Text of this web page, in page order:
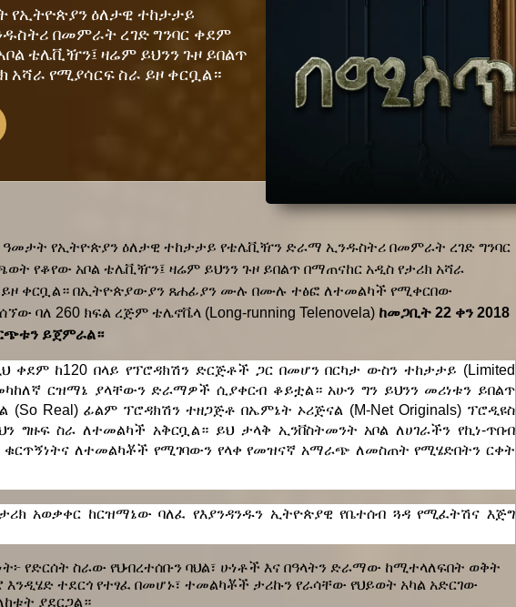
የኢትዮጵያን ዕለታዊ ተከታታይ
በመምራት ረገድ ግንባር ቀደም
ቴሌቪዥን፤ ዛሬም ይህንን ጉዞ ይበልጥ
አሻራ የሚያሳርፍ ስራ ይዞ ቀርቧል።
ዓመታት የኢትዮጵያን ዕለታዊ ተከታታይ የቴሌቪዥን ድራማ ኢንዱስትሪ በመምራት ረገድ ግንባር
የቆየው አቦል ቴሌቪዥን፤ ዛሬም ይህንን ጉዞ ይበልጥ በማጠናከር አዲስ የታሪክ አሻራ
ይዞ ቀርቧል። በኢትዮጵያውያን ጸሐፊያን ሙሉ በሙሉ ተፅፎ ለተመልካች የሚቀርበው
ባለ 260 ክፍል ረጅም ቴሌኖቬላ (Long-running Telenovela) ከመጋቢት 22 ቀን 2018
ይጀምራል።
ቀደም ከ120 በላይ የፕሮዳክሽን ድርጅቶች ጋር በመሆን በርካታ ውስን ተከታታይ (Limited
ርዝማኔ ያላቸውን ድራማዎች ሲያቀርብ ቆይቷል። አሁን ግን ይህንን መሪነቱን ይበልጥ
(So Real) ፊልም ፕሮዳክሽን ተዘጋጅቶ በኤምኔት ኦሪጅናል (M-Net Originals) ፕሮዲዩስ
ግዙፍ ስራ ለተመልካች አቅርቧል። ይህ ታላቅ ኢንቨስትመንት አቦል ለሀገራችን የኪነ-ጥበብ
ቁርጥኝነትና ለተመልካቾች የሚገባውን የላቀ የመዝናኛ አማራጭ ለመስጠት የሚሄድበትን ርቀት
አወቃቀር ከርዝማኔው ባለፈ የእያንዳንዱን ኢትዮጵያዊ የቤተሰብ ጓዳ የሚፈትሽና እጅግ
የድርሰት ስራው የህብረተሰቡን ባህል፣ ሁነቶች እና በዓላትን ድራማው ከሚተላለፍበት ወቅት
እንዲሄድ ተደርጎ የተፃፈ በመሆኑ፣ ተመልካቾች ታሪኩን የራሳቸው የህይወት አካል አድርገው
ያደርጋል።